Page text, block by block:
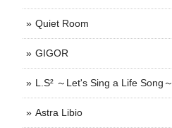
Quiet Room
GIGOR
L.S² ～Let's Sing a Life Song～
Astra Libio